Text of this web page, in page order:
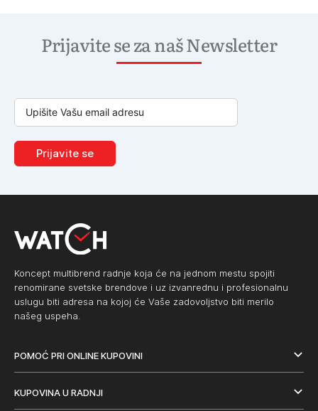
Prijavite se za naš Newsletter
Prijavite se
Koncept multibrend radnje koja će na jednom mestu spojiti
renomirane svetske brendove i uz izvanrednu i profesionalnu
uslugu biti adresa na kojoj će Vaše zadovoljstvo biti merilo
našeg uspeha.
POMOĆ PRI ONLINE KUPOVINI
KUPOVINA U RADNJI